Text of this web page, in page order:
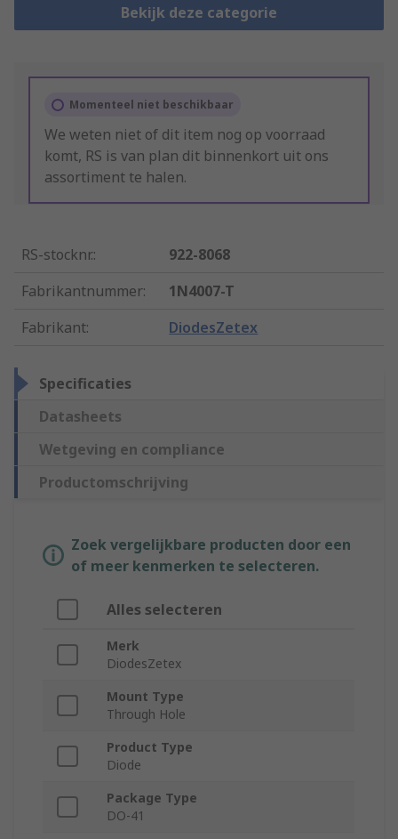
Bekijk deze categorie
Momenteel niet beschikbaar
We weten niet of dit item nog op voorraad
komt, RS is van plan dit binnenkort uit ons
assortiment te halen.
RS-stocknr.:
922-8068
Fabrikantnummer:
1N4007-T
Fabrikant: DiodesZetex
Specificaties
Datasheets
Wetgeving en compliance
Productomschrijving
Zoek vergelijkbare producten door een
of meer kenmerken te selecteren.
Alles selecteren
Merk
DiodesZetex
Mount Type
Through Hole
Product Type
Diode
Package Type
DO-41